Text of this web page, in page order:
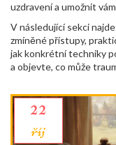
uzdravení a umožnit
V následující sekci
zmíněné přístupy,
jak konkrétní techniky
a objevte, co může
22
říj